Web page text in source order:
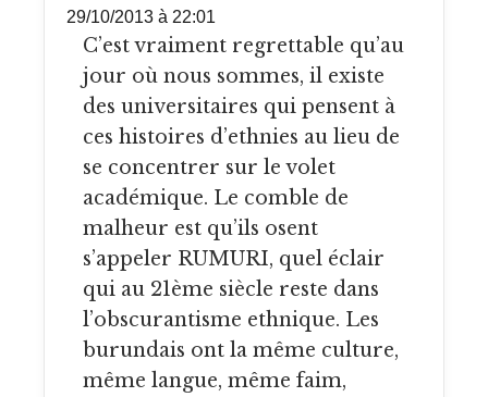
29/10/2013 à 22:01
C’est vraiment regrettable qu’au
jour où nous sommes, il existe
des universitaires qui pensent à
ces histoires d’ethnies au lieu de
se concentrer sur le volet
académique. Le comble de
malheur est qu’ils osent
s’appeler RUMURI, quel éclair
qui au 21ème siècle reste dans
l’obscurantisme ethnique. Les
burundais ont la même culture,
même langue, même faim,